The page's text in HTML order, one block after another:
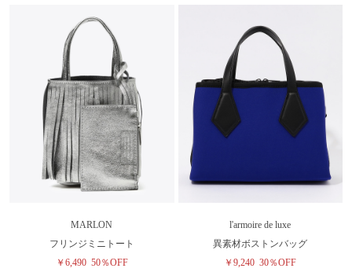
MARLON
フリンジミニトート
￥6,490 50％OFF
l'armoire de luxe
異素材ボストンバッグ
￥9,240 30％OFF